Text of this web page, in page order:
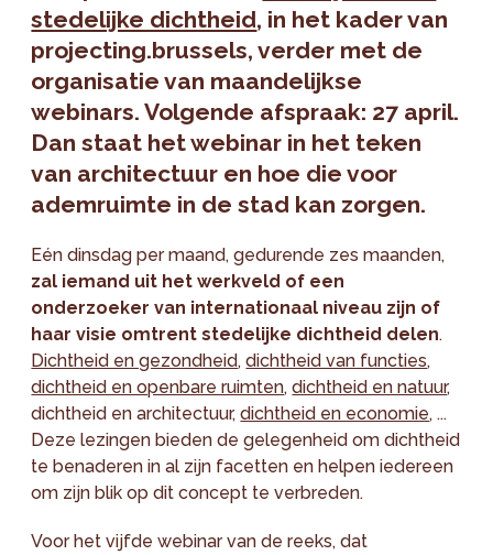
stedelijke dichtheid, in het kader van
projecting.brussels, verder met de
organisatie van maandelijkse
webinars. Volgende afspraak: 27 april.
Dan staat het webinar in het teken
van architectuur en hoe die voor
ademruimte in de stad kan zorgen.
Eén dinsdag per maand, gedurende zes maanden,
zal iemand uit het werkveld of een
onderzoeker van internationaal niveau zijn of
haar visie omtrent stedelijke dichtheid delen.
Dichtheid en gezondheid,dichtheid van functies,
dichtheid en openbare ruimten,dichtheid en natuur,
dichtheid en architectuur,dichtheid en economie, ...
Deze lezingen bieden de gelegenheid om dichtheid
te benaderen in al zijn facetten en helpen iedereen
om zijn blik op dit concept te verbreden.
Voor het vijfde webinar van de reeks, dat